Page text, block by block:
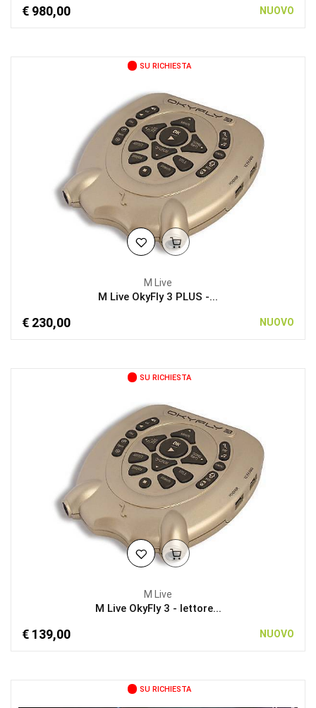
€ 980,00 NUOVO
SU RICHIESTA
M Live
M Live OkyFly 3 PLUS -...
€ 230,00 NUOVO
SU RICHIESTA
M Live
M Live OkyFly 3 - lettore...
€ 139,00 NUOVO
SU RICHIESTA